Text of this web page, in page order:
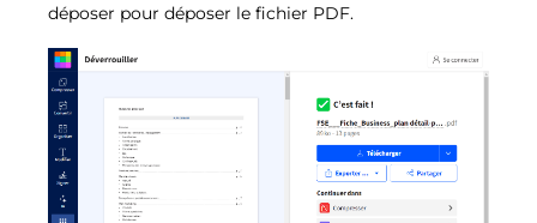
déposer pour déposer le fichier PDF.